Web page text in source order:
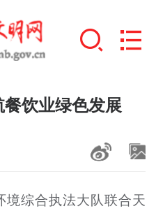
+
饮业绿色发展
综合执法大队联合天